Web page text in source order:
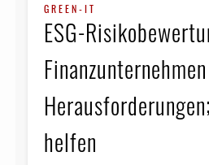
GREEN-IT
ESG-
helfen